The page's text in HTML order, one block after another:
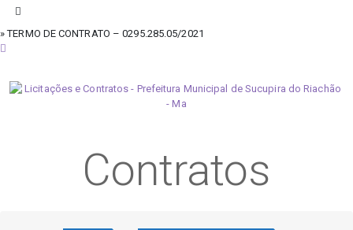
» TERMO DE CONTRATO – 0295.285.05/2021
Contratos